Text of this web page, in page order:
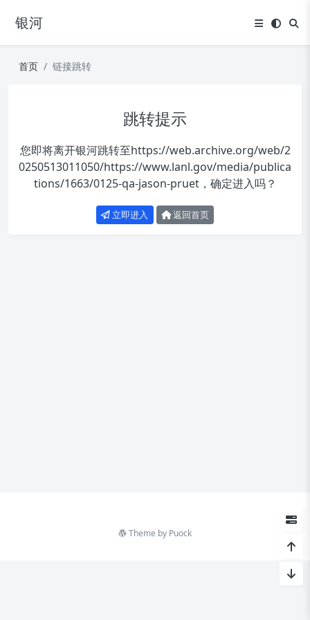
银河
首页 链接跳转
跳转提示
您即将离开银河跳转至https://web.archive.org/web/2
0250513011050/https://www.lanl.gov/media/publica
tions/1663/0125-qa-jason-pruet，确定进入吗？
立即进入 返回首页
Theme by Puock